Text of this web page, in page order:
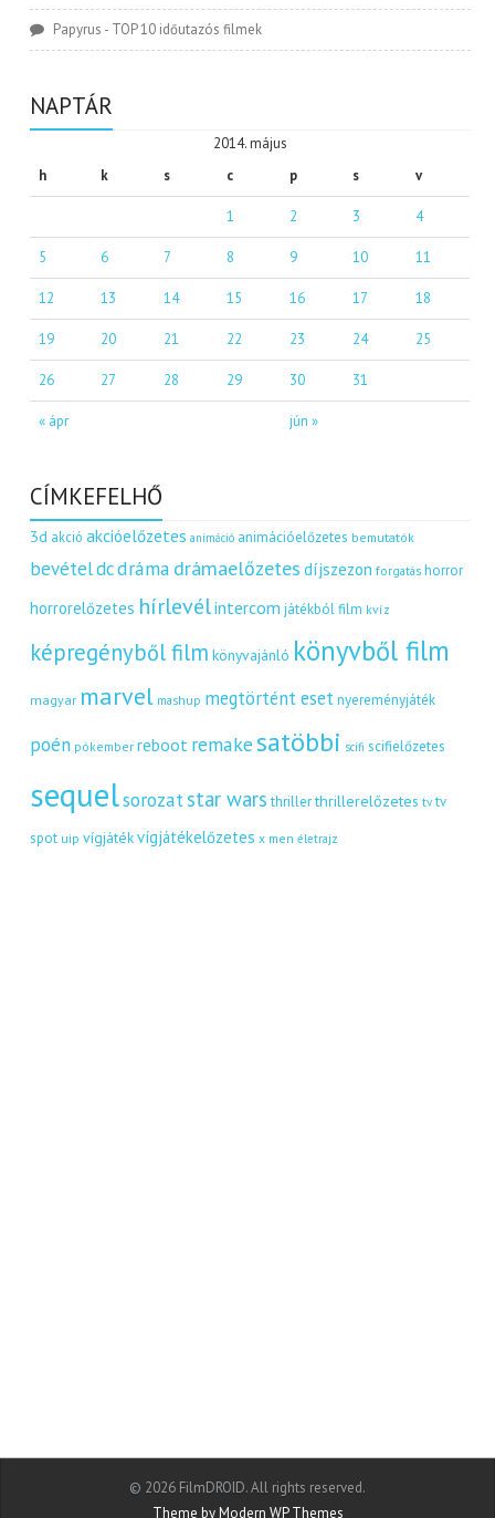
Papyrus - TOP 10 időutazós filmek
NAPTÁR
2014. május
h
k s c p s v
« ápr jún »
1 2 3 4
5 6 7 8 9 10 11
12 13 14 15 16 17 18
19 20 21 22 23 24 25
26 27 28 29 30 31
CÍMKEFELHŐ
3d akció akcióelőzetes animáció animációelőzetes bemutatók
bevételdcdráma drámaelőzetes díjszezon forgatás horror
horrorelőzetes hírlevélintercom játékból film kvíz
képregényből film könyvajánló könyvből film
magyar marvel mashup megtörtént eset nyereményjáték
poén pókember reboot remakesatöbbi scifi scifielőzetes
sequelsorozatstar wars thriller thrillerelőzetes tv tv
spot uip vígjátékvígjátékelőzetes x men életrajz
© 2026 FilmDROID. All rights reserved.
Theme by Modern WP Themes